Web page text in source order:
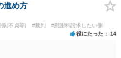
進め方
(不貞等) #裁判 #慰謝料請求したい側
役にたった 14